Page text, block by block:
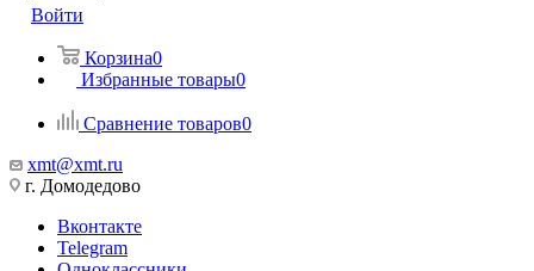
Войти
Корзина0
Избранные товары0
Сравнение товаров0
xmt@xmt.ru
г. Домодедово
Вконтакте
Telegram